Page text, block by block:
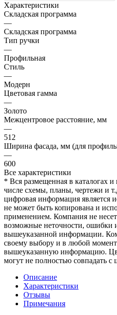
Характеристики
Складская программа
—
Складская программа
Тип ручки
—
Профильная
Стиль
—
Модерн
Цветовая гамма
—
Золото
Межцентровое расстояние, мм
—
512
Ширина фасада, мм (для
—
600
Все характеристики
* Вся размещенная в каталогах и
числе схемы, планы, чертежи и
цифровая информация является
не может быть копирована и
применением. Компания не несет
возможные неточности, ошибки
вышеуказанной информации.
своему выбору и в любой
вышеуказанную информацию.
могут не полностью совпадать с
Описание
Характеристики
Отзывы
Примечания